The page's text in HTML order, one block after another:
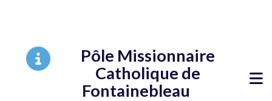
Pôle Missionnaire
Catholique de
Fontainebleau